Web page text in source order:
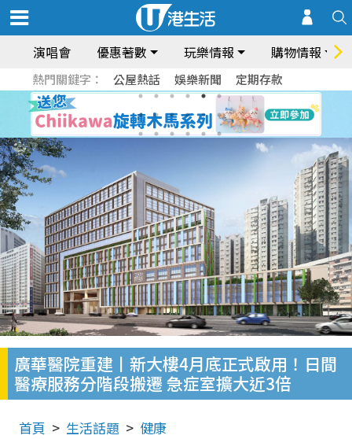
演唱會 優惠著數 玩樂情報 購物情報
熱門關鍵字： 公屋熱話 娛樂新聞 定期存款
廣華醫院重建丨新大樓4月底正式啟用！日間
醫療服務分階段搬遷 急症室擴大近3倍
首頁 生活話題 健康